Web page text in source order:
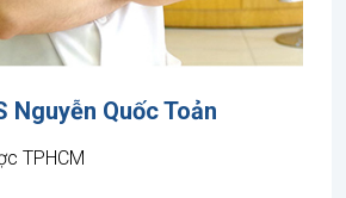
Nguyễn Quốc Toản
TPHCM